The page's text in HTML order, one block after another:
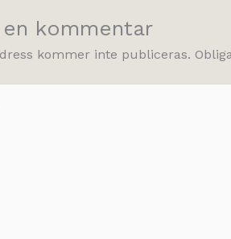
en kommentar
kommer inte publiceras.